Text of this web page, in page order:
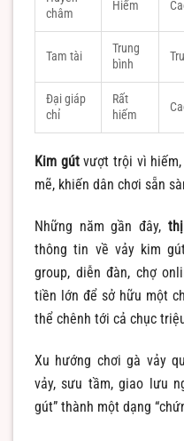
châm
Hiếm
Tam tài
Trung
bình
Đại giáp
chỉ
Rất
hiếm
Kim gútvượt trội vì hiếm,
mẽ, khiến dân chơi sẵn
Những năm gần đây,
thông tin về vảy kim
group, diễn đàn, chợ
tiền lớn để sở hữu một
thể chênh tới cả chục
Xu hướng chơi gà vảy
vảy, sưu tầm, giao lưu
gút” thành một dạng